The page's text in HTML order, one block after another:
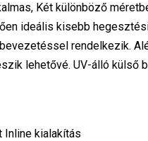
Két különböző
ideális kisebb
rendelkezik.
lehetővé. UV-álló külső
Inline kialakítás